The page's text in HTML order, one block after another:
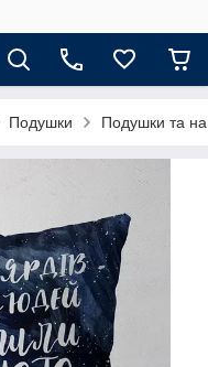
Подушки Подушки та